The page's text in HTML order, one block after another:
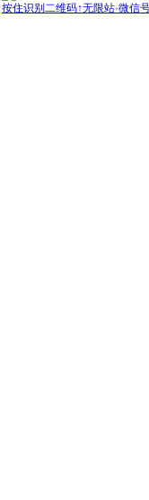
按住识别二维码↑无限站·微信